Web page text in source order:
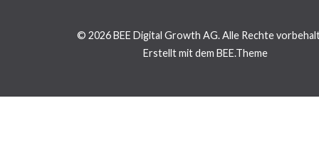
© 2026BEE Digital Growth AG. Alle Rechte
Erstellt mit dem BEE.Theme